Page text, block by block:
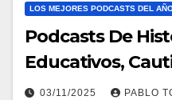
LOS MEJORES PODCASTS DEL
Podcasts De
Educativos,
03/11/2025 PABLO